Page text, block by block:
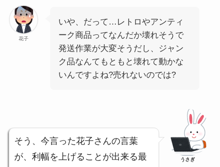
花子
いや、だって…レトロやアンティ
ーク商品ってなんだか壊れそうで
発送作業が大変そうだし、ジャン
ク品なんてもともと壊れて動かな
いんですよね?売れないのでは?
そう、今言った花子さんの言葉
が、利幅を上げることが出来る最
うさぎ